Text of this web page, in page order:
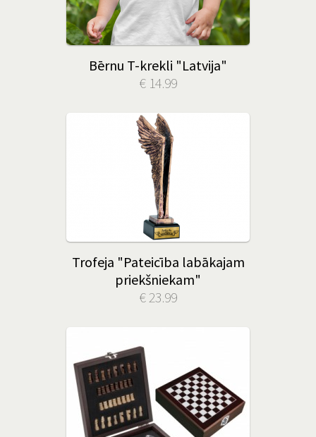
Bērnu T-krekli "Latvija"
€ 14.99
Trofeja "Pateicība labākajam
priekšniekam"
€ 23.99